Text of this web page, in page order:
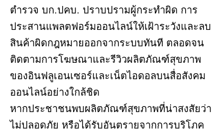
ตำรวจ บก.ปคบ. ปราบปรามผู้กระทำผิด การ
ประสานแพลตฟอร์มออนไลน์ให้เฝ้าระวังและลบ
สินค้าผิดกฎหมายออกจากระบบทันที ตลอดจน
ติดตามการโฆษณาและรีวิวผลิตภัณฑ์สุขภาพ
ของอินฟลูเอนเซอร์และเน็ตไอดอลบนสื่อสังคม
ออนไลน์อย่างใกล้ชิด
หากประชาชนพบผลิตภัณฑ์สุขภาพที่น่าสงสัยว่า
ไม่ปลอดภัย หรือได้รับอันตรายจากการบริโภค